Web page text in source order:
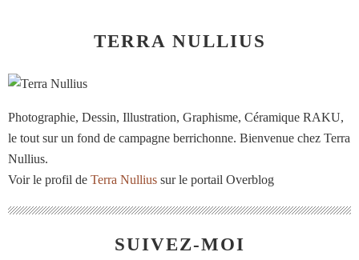
TERRA NULLIUS
Photographie, Dessin, Illustration, Graphisme, Céramique RAKU,
le tout sur un fond de campagne berrichonne. Bienvenue chez Terra
Nullius.
Voir le profil de Terra Nullius sur le portail Overblog
SUIVEZ-MOI